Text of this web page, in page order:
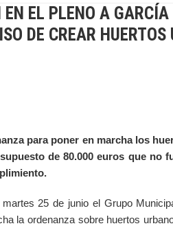
EL PLENO A
DE CREAR HUERTOS
para poner en marcha los
de 80.000 euros que no
25 de junio el Grupo
la ordenanza sobre huertos